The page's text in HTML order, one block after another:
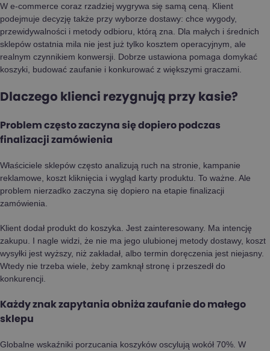
W e-commerce coraz rzadziej wygrywa się samą ceną. Klient
podejmuje decyzję także przy wyborze dostawy: chce wygody,
przewidywalności i metody odbioru, którą zna. Dla małych i średnich
sklepów ostatnia mila nie jest już tylko kosztem operacyjnym, ale
realnym czynnikiem konwersji. Dobrze ustawiona pomaga domykać
koszyki, budować zaufanie i konkurować z większymi graczami.
Dlaczego klienci rezygnują przy kasie?
Problem często zaczyna się dopiero podczas
finalizacji zamówienia
Właściciele sklepów często analizują ruch na stronie, kampanie
reklamowe, koszt kliknięcia i wygląd karty produktu. To ważne. Ale
problem nierzadko zaczyna się dopiero na etapie finalizacji
zamówienia.
Klient dodał produkt do koszyka. Jest zainteresowany. Ma intencję
zakupu. I nagle widzi, że nie ma jego ulubionej metody dostawy, koszt
wysyłki jest wyższy, niż zakładał, albo termin doręczenia jest niejasny.
Wtedy nie trzeba wiele, żeby zamknął stronę i przeszedł do
konkurencji.
Każdy znak zapytania obniża zaufanie do małego
sklepu
Globalne wskaźniki porzucania koszyków oscylują wokół 70%. W